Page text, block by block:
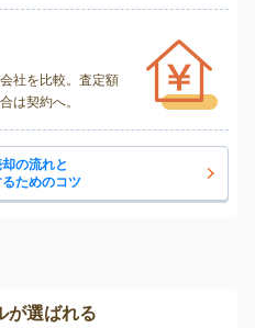
社を比較。査定額
は契約へ。
の流れと
ためのコツ
が選ばれる